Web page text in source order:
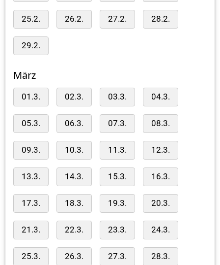
25.2. 26.2. 27.2. 28.2.
29.2.
März
01.3. 02.3. 03.3. 04.3.
05.3. 06.3. 07.3. 08.3.
09.3. 10.3. 11.3. 12.3.
13.3. 14.3. 15.3. 16.3.
17.3. 18.3. 19.3. 20.3.
21.3. 22.3. 23.3. 24.3.
25.3. 26.3. 27.3. 28.3.